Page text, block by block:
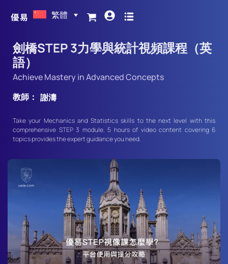
繁體
劍橋STEP 3力學與統計視頻課程（英
語）
Achieve Mastery in Advanced Concepts
教師： 謝濤
Take your Mechanics and Statistics skills to the next level with this
comprehensive STEP 3 module. 5 hours of video content covering 6
topics provides the expert guidance you need.